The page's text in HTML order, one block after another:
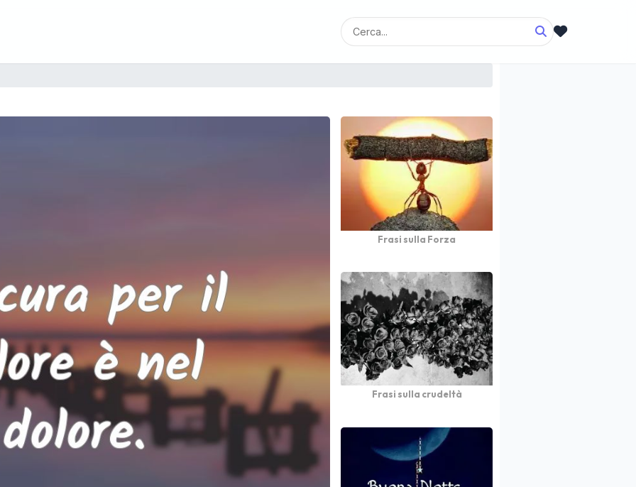
Frasi sulla Forza
Frasi sulla crudeltà